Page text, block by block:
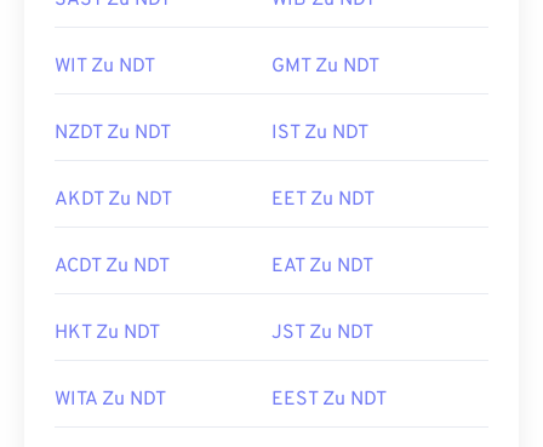
WIT Zu NDT GMT Zu NDT
NZDT Zu NDT IST Zu NDT
AKDT Zu NDT EET Zu NDT
ACDT Zu NDT EAT Zu NDT
HKT Zu NDT JST Zu NDT
WITA Zu NDT EEST Zu NDT